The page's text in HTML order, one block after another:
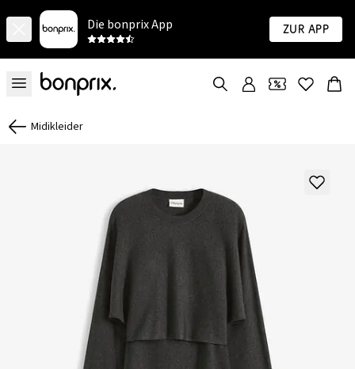
Die bonprix App Zur App
Midikleider